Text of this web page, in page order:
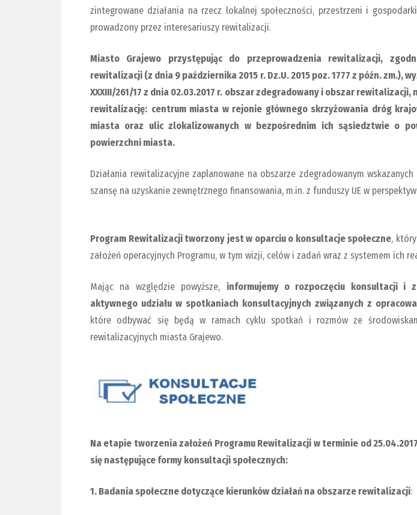
zintegrowane działania na rzecz lokalnej społeczności, przestrzeni i
prowadzony przez interesariuszy rewitalizacji.
Miasto Grajewo przystępując do przeprowadzenia rewitalizacji,
rewitalizacji (z dnia 9 października 2015 r. Dz.U. 2015 poz. 1777 z późn. zm.),
XXXIII/261/17 z dnia 02.03.2017 r. obszar zdegradowany i obszar
rewitalizację: centrum miasta w rejonie głównego skrzyżowania dróg
miasta oraz ulic zlokalizowanych w bezpośrednim ich sąsiedztwie o
powierzchni miasta.
Działania rewitalizacyjne zaplanowane na obszarze zdegradowanym
szansę na uzyskanie zewnętrznego finansowania, m.in. z funduszy UE w
Program Rewitalizacji tworzony jest w oparciu o konsultacje społeczne,
założeń operacyjnych Programu, w tym wizji, celów i zadań wraz z systemem ich
Mając na względzie powyższe, informujemy o rozpoczęciu konsultacji i
aktywnego udziału w spotkaniach konsultacyjnych związanych z
które odbywać się będą w ramach cyklu spotkań i rozmów ze
rewitalizacyjnych miasta Grajewo.
Na etapie tworzenia założeń Programu Rewitalizacji w terminie od
się następujące formy konsultacji społecznych:
1. Badania społeczne dotyczące kierunków działań na obszarze rewitalizacji: